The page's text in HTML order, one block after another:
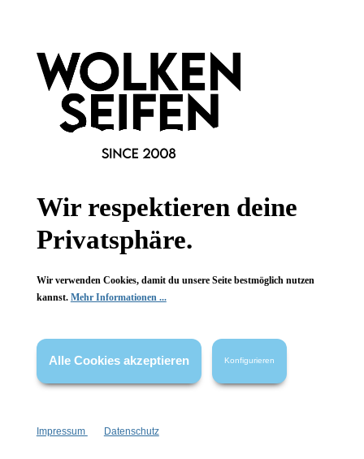
Gesetzliche Informationen
Wissenswertes
Vertrag widerrufen
wenn nicht anders angegeben.
Wir respektieren deine
Privatsphäre.
Wir verwenden Cookies, damit du unsere Seite bestmöglich nutzen
kannst. Mehr Informationen ...
Alle Cookies akzeptieren Konfigurieren
Impressum Datenschutz